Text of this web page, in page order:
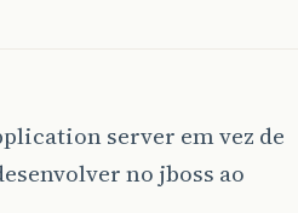
server em vez de
no jboss ao